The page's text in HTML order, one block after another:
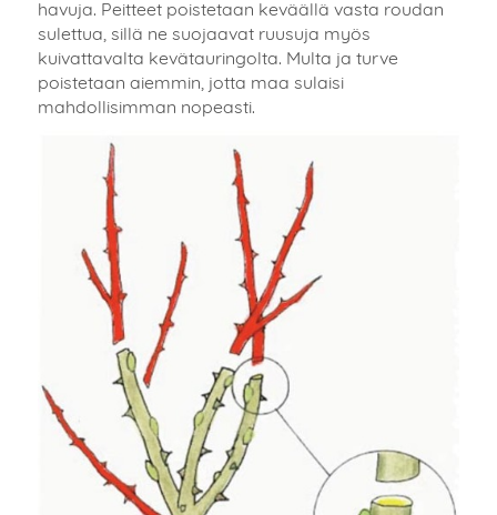
havuja. Peitteet poistetaan keväällä vasta roudan
sulettua, sillä ne suojaavat ruusuja myös
kuivattavalta kevätauringolta. Multa ja turve
poistetaan aiemmin, jotta maa sulaisi
mahdollisimman nopeasti.